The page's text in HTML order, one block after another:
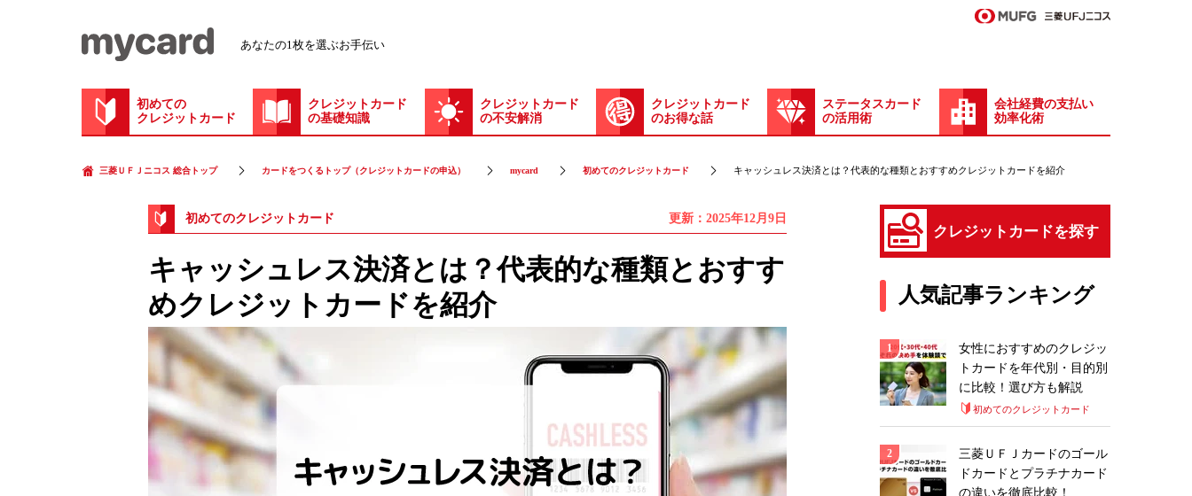
あなたの1枚を選ぶお手伝い
初めての
クレジットカード
クレジットカード
の基礎知識
クレジットカード
の不安解消
クレジットカード
のお得な話
ステータスカード
の活用術
会社経費の支払い
効率化術
三菱ＵＦＪニコス 総合トップ カードをつくるトップ（クレジットカードの申込） mycard 初めてのクレジットカード キャッシュレス決済とは？代表的な種類とおすすめクレジットカードを紹介
初めてのクレジットカード 更新：2025年12月9日
キャッシュレス決済とは？代表的な種類とおすす
めクレジットカードを紹介
クレジットカードを探す
人気記事ランキング
女性におすすめのクレジッ
トカードを年代別・目的別
に比較！選び方も解説
初めてのクレジットカード
三菱ＵＦＪカードのゴール
ドカードとプラチナカード
の違いを徹底比較！